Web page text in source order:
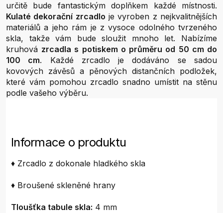
určitě bude fantastickým doplňkem každé místnosti.
Kulaté dekorační zrcadlo je vyroben z nejkvalitnějších
materiálů a jeho rám je z vysoce odolného tvrzeného
skla, takže vám bude sloužit mnoho let. Nabízíme
kruhová zrcadla s potiskem o průměru od 50 cm do
100 cm. Každé zrcadlo je dodáváno se sadou
kovových závěsů a pěnových distančních podložek,
které vám pomohou zrcadlo snadno umístit na stěnu
podle vašeho výběru.
Informace o produktu
♦ Zrcadlo z dokonale hladkého skla
♦ Broušené skleněné hrany
Tloušťka tabule skla: 4 mm